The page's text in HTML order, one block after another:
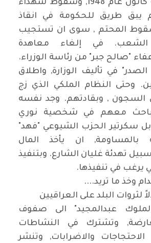
التحدي في وثبة كانون عام 1948, وسقوط شهداء
يبق طريق للحكومة في انقاذ
المحتم , سوى ان تستجيب
في إلغاء معاهدة
"صالح جبر" من رئاسة الوزراء.
في تأليف الوزارة, واطلاق
وحتى النظام الملكي الذي زج
السجون , وبقادتهم. وجد نفسه
معهم في شخصية نوري
سكرتير الحزب الشيوعي "فهد"
بالمساومة, ان يأخذ المال
تهدئة غليان الشارع. وبتنفيذ
يرغب في تنفيذها.
وخذ ما تريد....
لثروات البلد على العراقيين
عبدالمجيد" الى صفوف
وتشترك في النشاطات
الاحتجاجات والاضرابات, وتنشر